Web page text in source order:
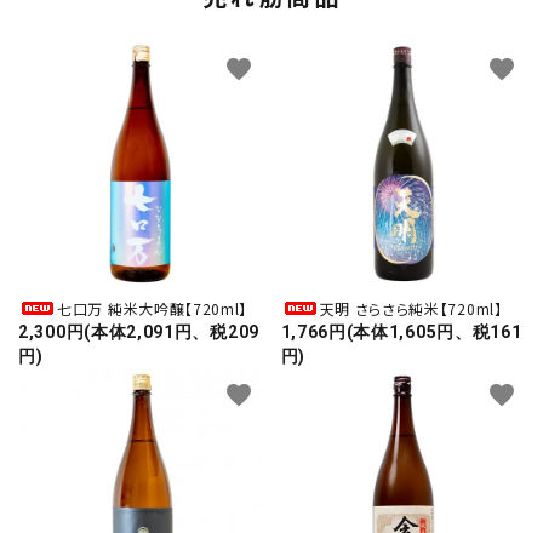
七口万 純米大吟醸【720ml】
2,300円(本体2,091円、税209
円)
favorite
天明 さらさら純米【720ml】
1,766円(本体1,605円、税161
円)
favorite
favorite favorite